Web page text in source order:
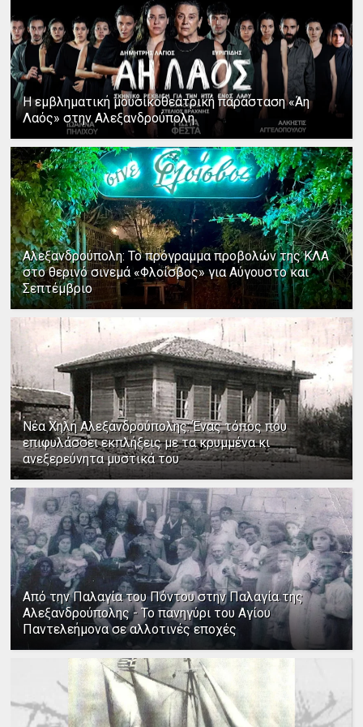
Η εμβληματική μουσικοθεατρική παράσταση «Άη
Λαός» στην Αλεξανδρούπολη
Αλεξανδρούπολη: Το πρόγραμμα προβολών της ΚΛΑ
στο θερινό σινεμά «Φλοίσβος» για Αύγουστο και
Σεπτέμβριο
Νέα Χηλή Αλεξανδρούπολης: Ένας τόπος που
επιφυλάσσει εκπλήξεις με τα κρυμμένα κι
ανεξερεύνητα μυστικά του
Από την Παλαγία του Πόντου στην Παλαγία της
Αλεξανδρούπολης - Το πανηγύρι του Αγίου
Παντελεήμονα σε αλλοτινές εποχές